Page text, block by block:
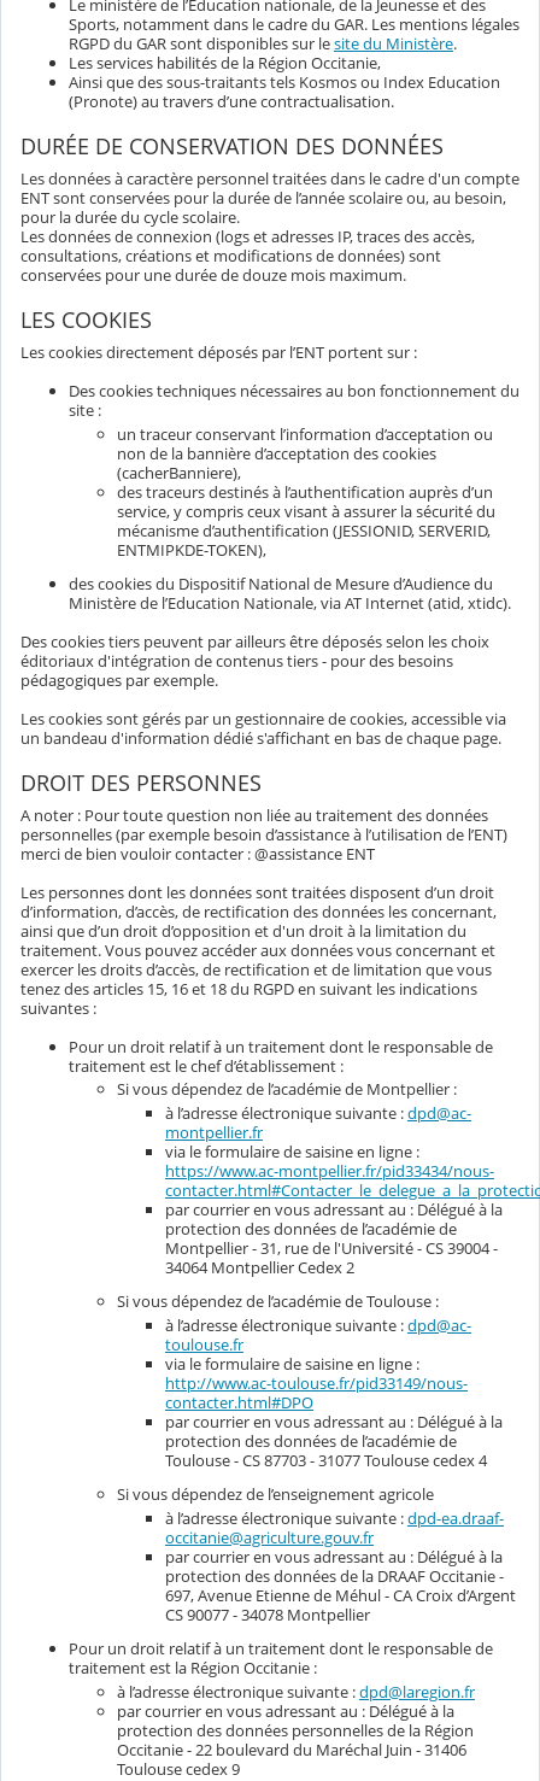
Le ministère de l’Éducation nationale, de la Jeunesse et des
Sports, notamment dans le cadre du GAR. Les mentions légales
RGPD du GAR sont disponibles sur lesite du Ministère.
Les services habilités de la Région Occitanie,
Ainsi que des sous-traitants tels Kosmos ou Index Education
(Pronote) au travers d’une contractualisation.
DURÉE DE CONSERVATION DES DONNÉES
Les données à caractère personnel traitées dans le cadre d'un compte
ENT sont conservées pour la durée de l’année scolaire ou, au besoin,
pour la durée du cycle scolaire.
Les données de connexion (logs et adresses IP, traces des accès,
consultations, créations et modifications de données) sont
conservées pour une durée de douze mois maximum.
LES COOKIES
Les cookies directement déposés par l’ENT portent sur :
Des cookies techniques nécessaires au bon fonctionnement du
site :
un traceur conservant l’information d’acceptation ou
non de la bannière d’acceptation des cookies
(cacherBanniere),
des traceurs destinés à l’authentification auprès d’un
service, y compris ceux visant à assurer la sécurité du
mécanisme d’authentification (JESSIONID, SERVERID,
ENTMIPKDE-TOKEN),
des cookies du Dispositif National de Mesure d’Audience du
Ministère de l’Education Nationale, via AT Internet (atid, xtidc).
Des cookies tiers peuvent par ailleurs être déposés selon les choix
éditoriaux d'intégration de contenus tiers - pour des besoins
pédagogiques par exemple.
Les cookies sont gérés par un gestionnaire de cookies, accessible via
un bandeau d'information dédié s'affichant en bas de chaque page.
DROIT DES PERSONNES
A noter : Pour toute question non liée au traitement des données
personnelles (par exemple besoin d’assistance à l’utilisation de l’ENT)
merci de bien vouloir contacter : @assistance ENT
Les personnes dont les données sont traitées disposent d’un droit
d’information, d’accès, de rectification des données les concernant,
ainsi que d’un droit d’opposition et d'un droit à la limitation du
traitement. Vous pouvez accéder aux données vous concernant et
exercer les droits d’accès, de rectification et de limitation que vous
tenez des articles 15, 16 et 18 du RGPD en suivant les indications
suivantes :
Pour un droit relatif à un traitement dont le responsable de
traitement est le chef d’établissement :
Si vous dépendez de l’académie de Montpellier :
à l’adresse électronique suivante :dpd@ac-
montpellier.fr
via le formulaire de saisine en ligne :
https://www.ac-montpellier.fr/pid33434/nous-
par courrier en vous adressant au : Délégué à la
protection des données de l’académie de
Montpellier - 31, rue de l'Université - CS 39004 -
34064 Montpellier Cedex 2
Si vous dépendez de l’académie de Toulouse :
à l’adresse électronique suivante :dpd@ac-
toulouse.fr
via le formulaire de saisine en ligne :
http://www.ac-toulouse.fr/pid33149/nous-
contacter.html#DPO
par courrier en vous adressant au : Délégué à la
protection des données de l’académie de
Toulouse - CS 87703 - 31077 Toulouse cedex 4
Si vous dépendez de l’enseignement agricole
à l’adresse électronique suivante :dpd-ea.draaf-
occitanie@agriculture.gouv.fr
par courrier en vous adressant au : Délégué à la
protection des données de la DRAAF Occitanie -
697, Avenue Etienne de Méhul - CA Croix d’Argent
CS 90077 - 34078 Montpellier
Pour un droit relatif à un traitement dont le responsable de
traitement est la Région Occitanie :
à l’adresse électronique suivante :dpd@laregion.fr
par courrier en vous adressant au : Délégué à la
protection des données personnelles de la Région
Occitanie - 22 boulevard du Maréchal Juin - 31406
Toulouse cedex 9